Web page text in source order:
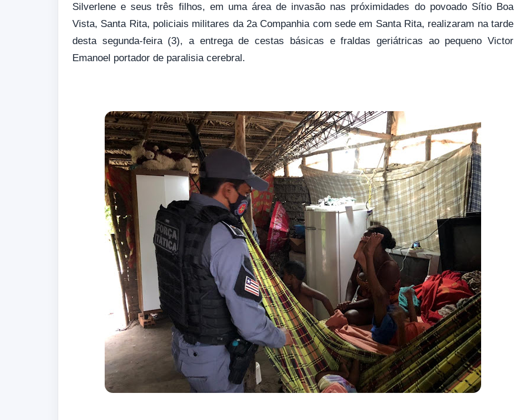
Silverlene e seus três filhos, em uma área de invasão nas próximidades do povoado Sítio Boa
Vista, Santa Rita, policiais militares da 2a Companhia com sede em Santa Rita, realizaram na tarde
desta segunda-feira (3), a entrega de cestas básicas e fraldas geriátricas ao pequeno Victor
Emanoel portador de paralisia cerebral.